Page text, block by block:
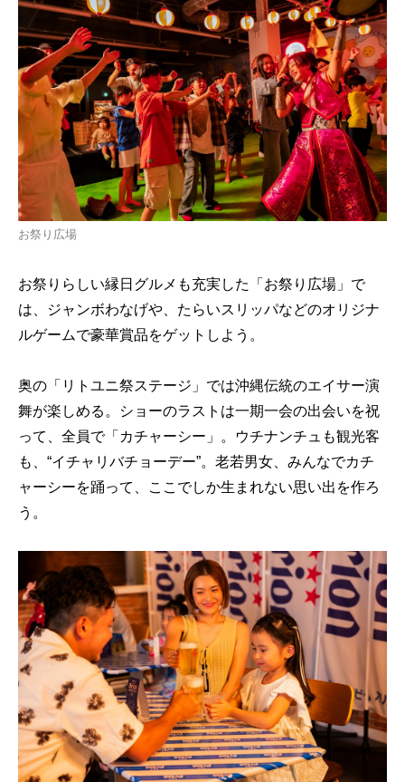
お祭り広場
お祭りらしい縁日グルメも充実した「お祭り広場」で
は、ジャンボわなげや、たらいスリッパなどのオリジナ
ルゲームで豪華賞品をゲットしよう。
奥の「リトユニ祭ステージ」では沖縄伝統のエイサー演
舞が楽しめる。ショーのラストは一期一会の出会いを祝
って、全員で「カチャーシー」。ウチナンチュも観光客
も、“イチャリバチョーデー”。老若男女、みんなでカチ
ャーシーを踊って、ここでしか生まれない思い出を作ろ
う。